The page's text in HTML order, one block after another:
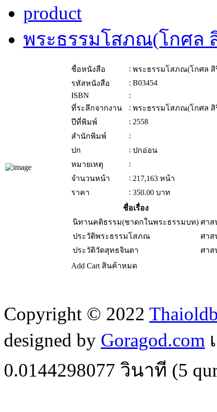
product
พระธรรมโสภณ(โกศล
ชื่อหนังสือ : พระธรรมโสภณ(โกศล
รหัสหนังสือ
: B03454
ISBN
:
ที่ระลึกจากงาน
: พระธรรมโสภณ(โกศล
ปีที่พิมพ์
: 2558
สำนักพิมพ์
:
ปก
: ปกอ่อน
หมายเหตุ
:
จำนวนหน้า
: 217,163 หน้า
ราคา
: 350.00 บาท
ชื่อเรื่อง
นิทานคติธรรม(ชาดกในพระธรรมบท) ศาส
ประวัติพระธรรมโสภณ
ศาส
ประวัติวัดสุทธจินดา
ศาส
Add Cart สินค้าหมด
Copyright © 2022
designed by Goragod.com
0.0144298077 วินาที (5